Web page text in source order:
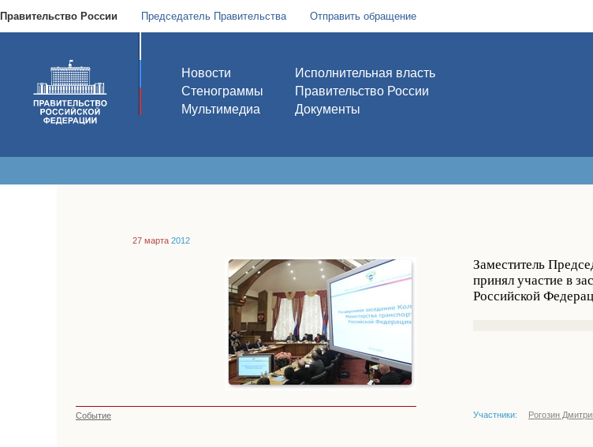
Правительство России Председатель Правительства Отправить обращение
Новости
Стенограммы
Мультимедиа
Исполнительная власть
Правительство России
Документы
27 марта 2012
Заместитель
принял участие в
Российской
Событие Участники: Рогозин